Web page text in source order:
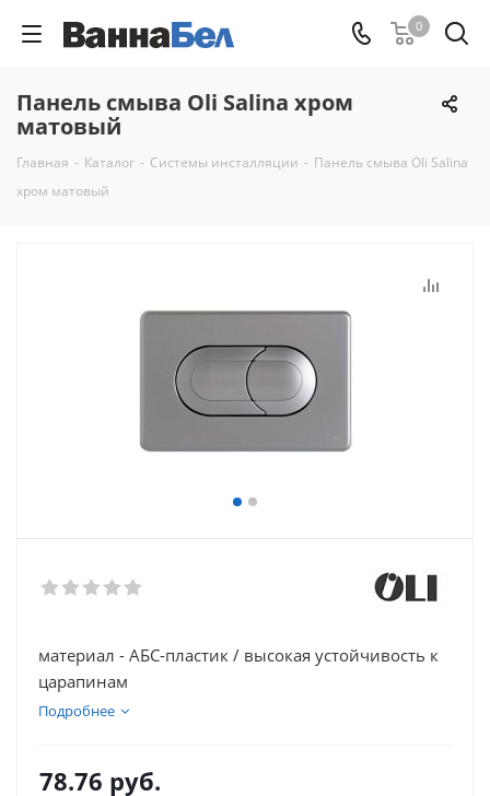
0
Панель смыва Oli Salina хром
матовый
Главная - Каталог - Системы инсталляции - Панель смыва Oli Salina
хром матовый
материал - АБС-пластик / высокая устойчивость к
царапинам
Подробнее
78.76 руб.